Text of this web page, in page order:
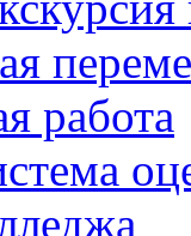
работа